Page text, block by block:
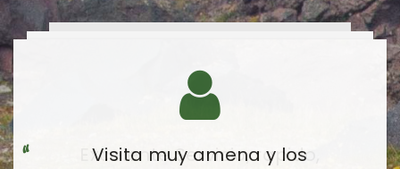
Visita muy amena y los